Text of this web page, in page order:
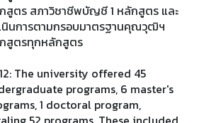
สูตร สภาวิชาชีพบัญชี 1 หลักสูตร และ
นินการตามกรอบมาตรฐานคุณวุฒิฯ
สูตรทุกหลักสูตร
The university offered 45
programs, 6 master's
1 doctoral program,